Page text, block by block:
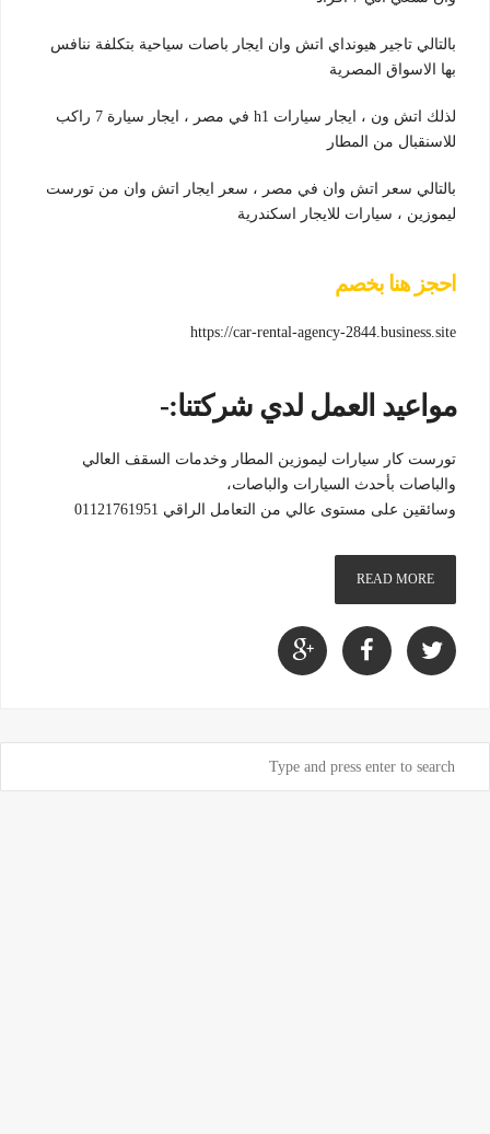
بالتالي تاجير هيونداي اتش وان ايجار باصات سياحية بتكلفة ننافس
بها الاسواق المصرية
لذلك اتش ون ، ايجار سيارات h1 في مصر ، ايجار سيارة 7 راكب
للاسنقبال من المطار
بالتالي سعر اتش وان في مصر ، سعر ايجار اتش وان من تورست
ليموزين ، سيارات للايجار اسكندرية
احجز هنا بخصم
https://car-rental-agency-2844.business.site
مواعيد العمل لدي شركتنا:-
تورست كار سيارات ليموزين المطار وخدمات السقف العالي
والباصات بأحدث السيارات والباصات،
وسائقين على مستوى عالي من التعامل الراقي 01121761951
READ MORE